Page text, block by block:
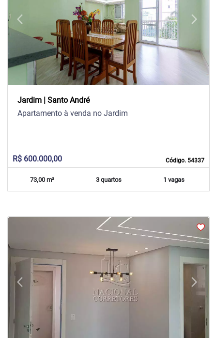
arrow_back_iosPrevious arrow_forward_ios
Next
Jardim | Santo André
Código. 54337
Apartamento à venda no Jardim
R$ 600.000,00
73,00 m² 3 quartos 1 vagas
arrow_back_iosPrevious arrow_forward_iosNext